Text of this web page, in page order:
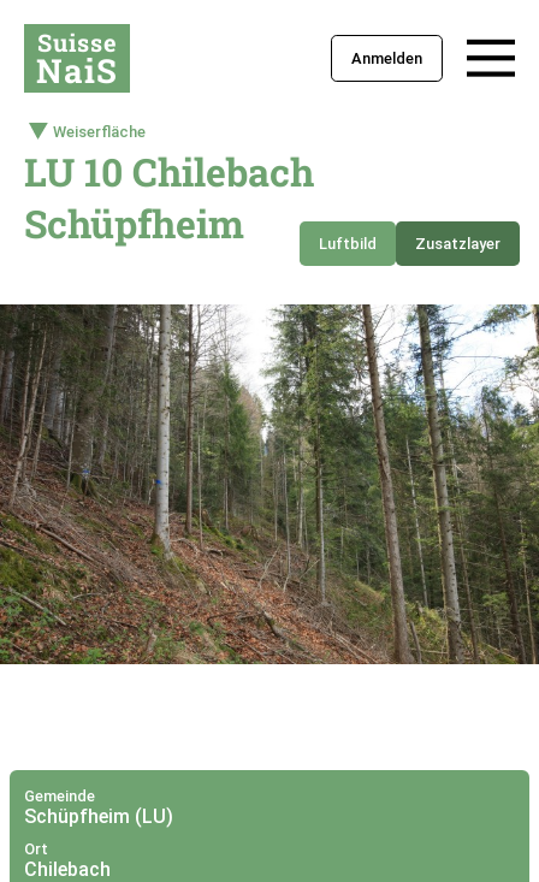
Suisse
NaiS Anmelden
Weiserfläche
LU 10 Chilebach
Schüpfheim
Luftbild Zusatzlayer
+
–
Gemeinde
Schüpfheim (LU)
Ort
Chilebach